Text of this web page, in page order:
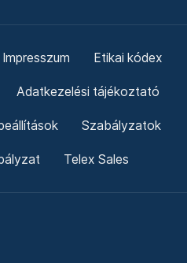
Impresszum Etikai kódex
Adatkezelési tájékoztató
Szabályzatok
Telex Sales